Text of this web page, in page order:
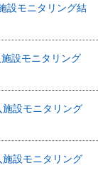
設モニタリング結
設モニタリング
設モニタリング
設モニタリング